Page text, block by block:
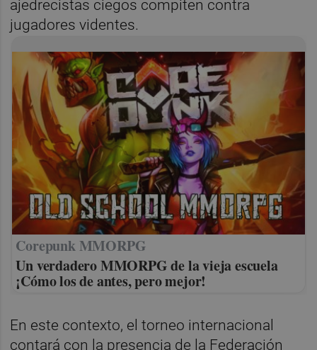
ajedrecistas ciegos compiten contra
jugadores videntes.
Corepunk MMORPG
Un verdadero MMORPG de la vieja escuela
¡Cómo los de antes, pero mejor!
En este contexto, el torneo internacional
contará con la presencia de la Federación